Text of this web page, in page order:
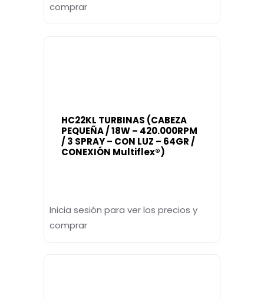
comprar
HC22KL TURBINAS (CABEZA
PEQUEÑA / 18W – 420.000RPM
/ 3 SPRAY – CON LUZ – 64GR /
CONEXIÓN Multiflex®)
Inicia sesión para ver los precios y
comprar